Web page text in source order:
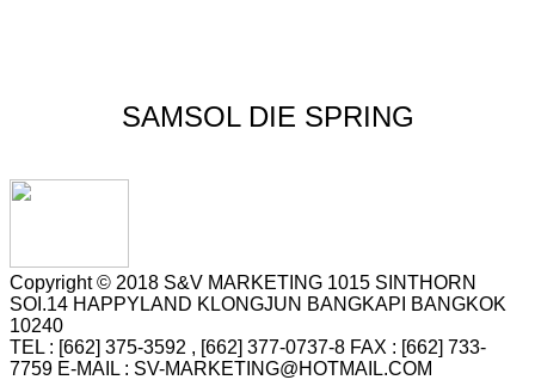
SAMSOL DIE SPRING
Copyright © 2018 S&V MARKETING 1015 SINTHORN
SOI.14 HAPPYLAND KLONGJUN BANGKAPI BANGKOK
10240
TEL : [662] 375-3592 , [662] 377-0737-8 FAX : [662] 733-
7759 E-MAIL : SV-MARKETING@HOTMAIL.COM